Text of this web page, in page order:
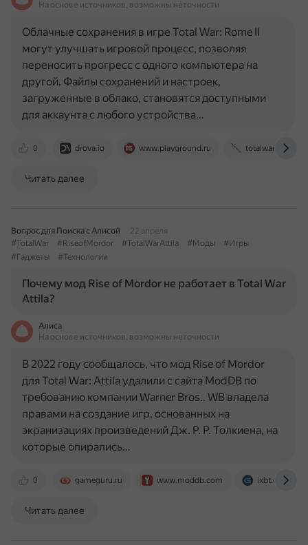
На основе источников, возможны неточности
0 drova.io www.playground.ru totalwar.fun
Облачные сохранения в игре Total War: Rome II
могут улучшать игровой процесс, позволяя
переносить прогресс с одного компьютера на
другой. Файлы сохранений и настроек,
загруженные в облако, становятся доступными
для аккаунта с любого устройства…
Читать далее
Вопрос для Поиска с Алисой
22 апреля
#TotalWar
#RiseofMordor #TotalWarAttila #Моды
#Игры
#Гаджеты
#Технологии
Почему мод Rise of Mordor не работает в Total War
Attila?
Алиса
На основе источников, возможны неточности
0 gameguru.ru www.moddb.com ixbt.games
В 2022 году сообщалось, что мод Rise of Mordor
для Total War: Attila удалили с сайта ModDB по
требованию компании Warner Bros.. WB владела
правами на создание игр, основанных на
экранизациях произведений Дж. Р. Р. Толкиена, на
которые опирались…
Читать далее